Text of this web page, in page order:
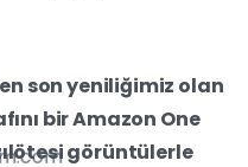
son yeniliğimiz olan
bir Amazon One
görüntülerle